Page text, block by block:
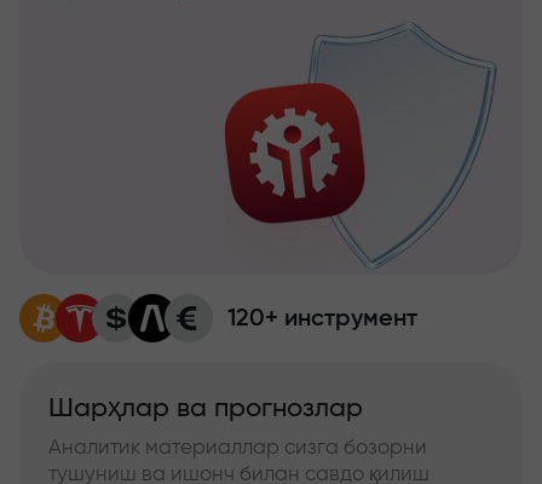
120+ инструмент
Шарҳлар ва прогнозлар
Аналитик материаллар сизга бозорни
тушуниш ва ишонч билан савдо қилиш